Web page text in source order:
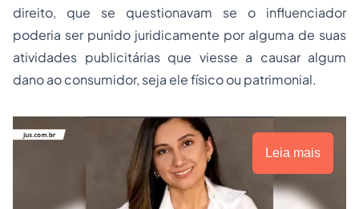
direito, que se questionavam se o influenciador
poderia ser punido juridicamente por alguma de suas
atividades publicitárias que viesse a causar algum
dano ao consumidor, seja ele físico ou patrimonial.
Leia mais